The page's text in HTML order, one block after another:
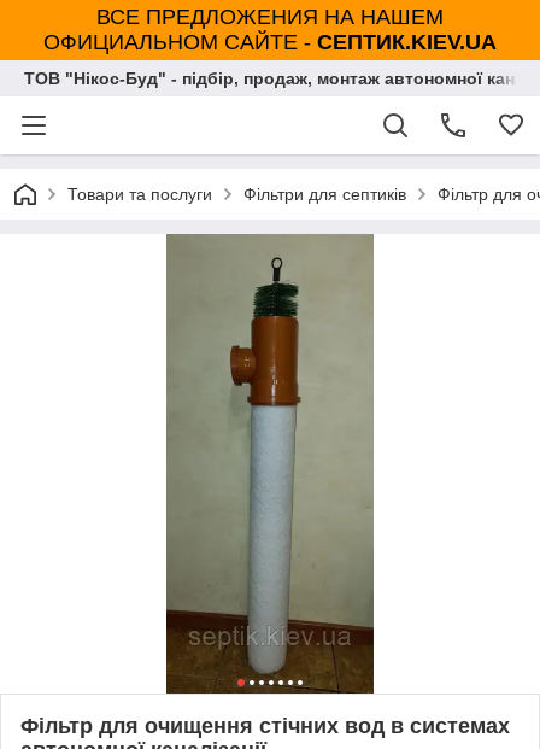
ВСЕ ПРЕДЛОЖЕНИЯ НА НАШЕМ
ОФИЦИАЛЬНОМ САЙТЕ - СЕПТИК.KIEV.UA
ТОВ "Нікос-Буд" - підбір, продаж, монтаж автономної
Товари та послуги Фільтри для септиків Фільтр для
Фільтр для очищення стічних вод в системах